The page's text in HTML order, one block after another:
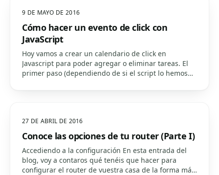
9 DE MAYO DE 2016
Cómo hacer un evento de click con
JavaScript
Hoy vamos a crear un calendario de click en
Javascript para poder agregar o eliminar tareas. El
primer paso (dependiendo de si el script lo hemos
controlador de evento que nos ejecute una función
27 DE ABRIL DE 2016
Conoce las opciones de tu router (Parte I)
Accediendo a la configuración En esta entrada del
blog, voy a contaros qué tenéis que hacer para
configurar el router de vuestra casa de la forma más